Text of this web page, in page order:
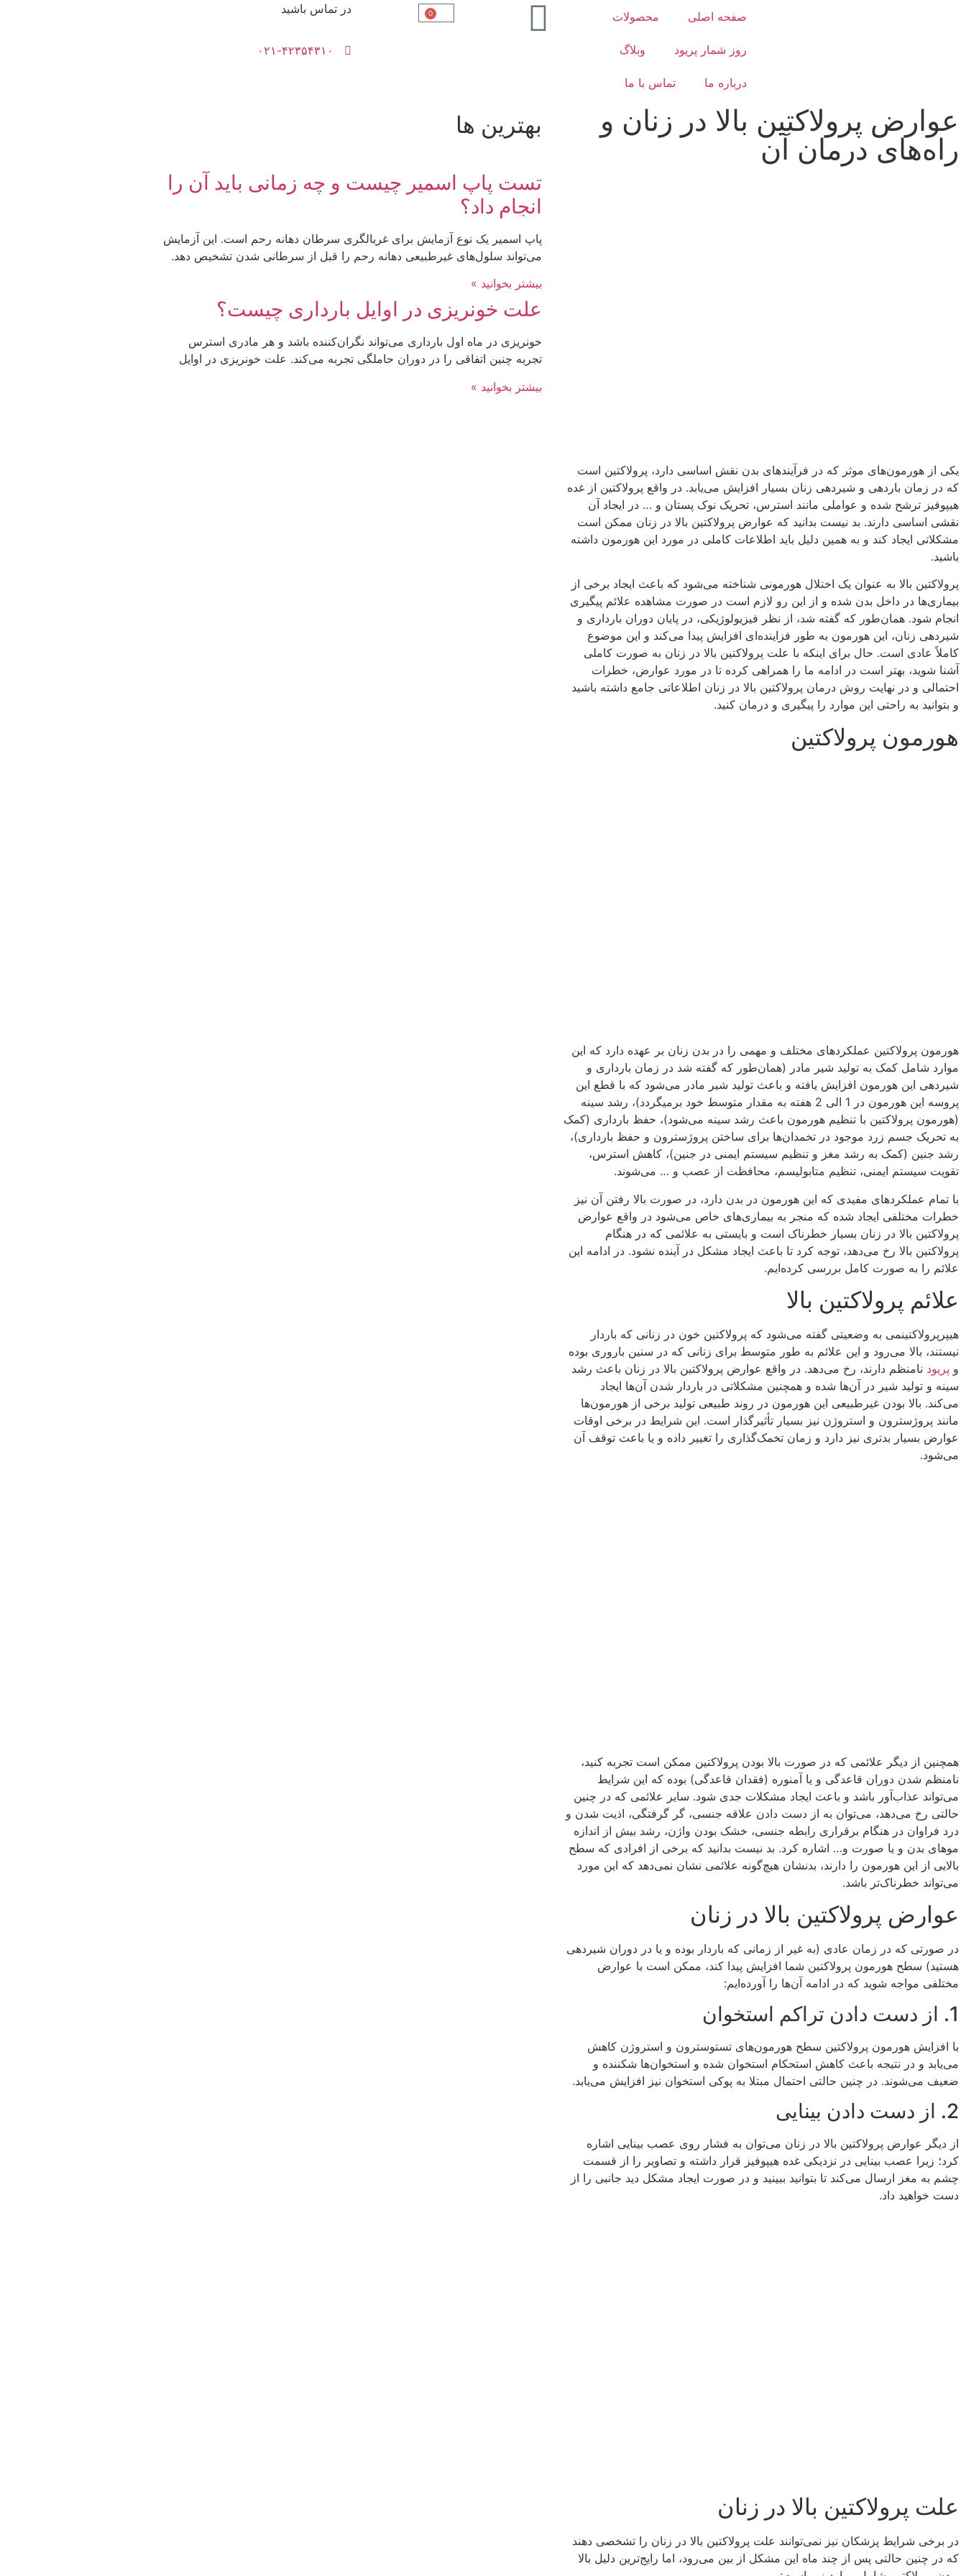
صفحه اصلی محصولات
روز شمار پریود وبلاگ
درباره ما تماس با ما
0 در تماس باشید
۰۲۱-۴۲۳۵۴۳۱۰
عوارض پرولاکتین بالا در زنان و
راه‌های درمان آن
یکی از هورمون‌های موثر که در فرآیندهای بدن نقش اساسی دارد، پرولاکتین است
که در زمان باردهی و شیردهی زنان بسیار افزایش می‌یابد. در واقع پرولاکتین از غده
هیپوفیز ترشح شده و عواملی مانند استرس، تحریک نوک پستان و … در ایجاد آن
نقشی اساسی دارند. بد نیست بدانید که عوارض پرولاکتین بالا در زنان ممکن است
مشکلاتی ایجاد کند و به همین دلیل باید اطلاعات کاملی در مورد این هورمون داشته
باشید.
پرولاکتین بالا به ‌عنوان یک اختلال هورمونی شناخته می‌شود که باعث ایجاد برخی از
بیماری‌ها در داخل بدن شده و از این‌ رو لازم است در صورت مشاهده علائم پیگیری
انجام شود. همان‌طور که گفته شد، از نظر فیزیولوژیکی، در پایان دوران بارداری و
شیردهی زنان، این هورمون به طور فزاینده‌ای افزایش پیدا می‌کند و این موضوع
کاملاً عادی است. حال برای اینکه با علت پرولاکتین بالا در زنان به صورت کاملی
آشنا شوید، بهتر است در ادامه ما را همراهی کرده تا در مورد عوارض، خطرات
احتمالی و در نهایت روش درمان پرولاکتین بالا در زنان اطلاعاتی جامع داشته باشید
و بتوانید به راحتی این موارد را پیگیری و درمان کنید.
هورمون پرولاکتین
هورمون پرولاکتین عملکردهای مختلف و مهمی را در بدن زنان بر عهده دارد که این
موارد شامل کمک به تولید شیر مادر (همان‌طور که گفته شد در زمان بارداری و
شیردهی این هورمون افزایش یافته و باعث تولید شیر مادر می‌شود که با قطع این
پروسه این هورمون در 1 الی 2 هفته به مقدار متوسط خود برمی‎گردد)، رشد سینه
(هورمون پرولاکتین با تنظیم هورمون باعث رشد سینه می‌شود)، حفظ بارداری (کمک
به تحریک جسم زرد موجود در تخمدان‌ها برای ساختن پروژسترون و حفظ بارداری)،
رشد جنین (کمک به رشد مغز و تنظیم سیستم ایمنی در جنین)، کاهش استرس،
تقویت سیستم ایمنی، تنظیم متابولیسم، محافظت از عصب و … می‌شوند.
با تمام عملکردهای مفیدی که این هورمون در بدن دارد، در صورت بالا رفتن آن نیز
خطرات مختلفی ایجاد شده که منجر به‌ بیماری‌های خاص می‌شود در واقع عوارض
پرولاکتین بالا در زنان بسیار خطرناک است و بایستی به علائمی که در هنگام
پرولاکتین بالا رخ می‌دهد، توجه کرد تا باعث ایجاد مشکل در آینده نشود. در ادامه این
علائم را به صورت کامل بررسی کرده‌ایم.
علائم پرولاکتین بالا
هیپرپرولاکتینمی به وضعیتی گفته می‌شود که پرولاکتین خون در زنانی که باردار
نیستند، بالا می‌رود و این علائم به طور متوسط برای زنانی که در سنین باروری بوده
و پریود نامنظم دارند، رخ می‌دهد. در واقع عوارض پرولاکتین بالا در زنان باعث رشد
سینه و تولید شیر در آن‌ها شده و همچنین مشکلاتی در باردار شدن آن‌ها ایجاد
می‌کند. بالا بودن غیرطبیعی این هورمون در روند طبیعی تولید برخی از هورمون‌ها
مانند پروژسترون و استروژن نیز بسیار تأثیرگذار است. این شرایط در برخی اوقات
عوارض بسیار بدتری نیز دارد و زمان تخمک‌گذاری را تغییر داده و یا باعث توقف آن
می‌شود.
همچنین از دیگر علائمی که در صورت بالا بودن پرولاکتین ممکن است تجربه کنید،
نامنظم شدن دوران قاعدگی و یا آمنوره (فقدان قاعدگی) بوده که این شرایط
می‌تواند عذاب‌آور باشد و باعث ایجاد مشکلات جدی شود. سایر علائمی که در چنین
حالتی رخ می‌دهد، می‌توان به از دست دادن علاقه جنسی، گر گرفتگی، اذیت شدن و
درد فراوان در هنگام برقراری رابطه جنسی، خشک بودن واژن، رشد بیش از اندازه
موهای بدن و یا صورت و… اشاره کرد. بد نیست بدانید که برخی از افرادی که سطح
بالایی از این هورمون را دارند، بدنشان هیچ‌گونه علائمی نشان نمی‌دهد که این مورد
می‌تواند خطرناک‌تر باشد.
عوارض پرولاکتین بالا در زنان
در صورتی ‌که در زمان عادی (به غیر از زمانی ‌که باردار بوده و یا در دوران شیردهی
هستید) سطح هورمون پرولاکتین شما افزایش پیدا کند، ممکن است با عوارض
مختلفی مواجه شوید که در ادامه آن‌ها را آورده‌ایم:
1. از دست دادن تراکم استخوان
با افزایش هورمون پرولاکتین سطح هورمون‌های تستوسترون و استروژن کاهش
می‌یابد و در نتیجه باعث کاهش استحکام استخوان شده و استخوان‌ها شکننده و
ضعیف می‌شوند. در چنین حالتی احتمال مبتلا به پوکی استخوان نیز افزایش می‌یابد.
2. از دست دادن بینایی
از دیگر عوارض پرولاکتین بالا در زنان می‌توان به فشار روی عصب بینایی اشاره
کرد؛ زیرا عصب بینایی در نزدیکی غده هیپوفیز قرار داشته و تصاویر را از قسمت
چشم به مغز ارسال می‌کند تا بتوانید ببینید و در صورت ایجاد مشکل دید جانبی را از
دست خواهید داد.
علت پرولاکتین بالا در زنان
در برخی شرایط پزشکان نیز نمی‌توانند علت پرولاکتین بالا در زنان را تشخصی دهند
که در چنین حالتی پس از چند ماه این مشکل از بین می‌رود، اما رایج‌ترین دلیل بالا
بهترین ها
تست پاپ اسمیر چیست و چه زمانی باید آن را
انجام داد؟
پاپ اسمیر یک نوع آزمایش برای غربالگری سرطان دهانه رحم است. این آزمایش
می‌تواند سلول‌های غیرطبیعی دهانه رحم را قبل از سرطانی شدن تشخیص دهد.
بیشتر بخوانید »
علت خونریزی در اوایل بارداری چیست؟
خونریزی در ماه اول بارداری می‌تواند نگران‌کننده باشد و هر مادری استرس
تجربه چنین اتفاقی را در دوران حاملگی تجربه می‌کند. علت خونریزی در اوایل
بیشتر بخوانید »